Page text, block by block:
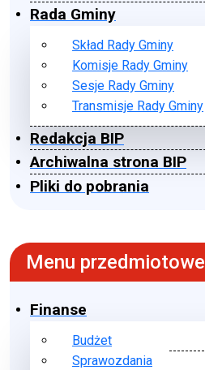
Rada Gminy
Skład Rady Gminy
Komisje Rady Gminy
Sesje Rady Gminy
Transmisje Rady Gminy
Redakcja BIP
Archiwalna strona BIP
Pliki do pobrania
Menu przedmiotowe
Finanse
Budżet
Sprawozdania